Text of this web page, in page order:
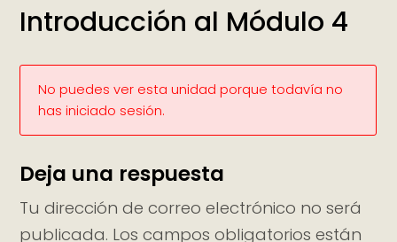
Introducción al Módulo 4
No puedes ver esta unidad porque todavía no
has iniciado sesión.
Deja una respuesta
Tu dirección de correo electrónico no será
publicada. Los campos obligatorios están